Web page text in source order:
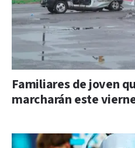
Familiares de joven
marcharán este